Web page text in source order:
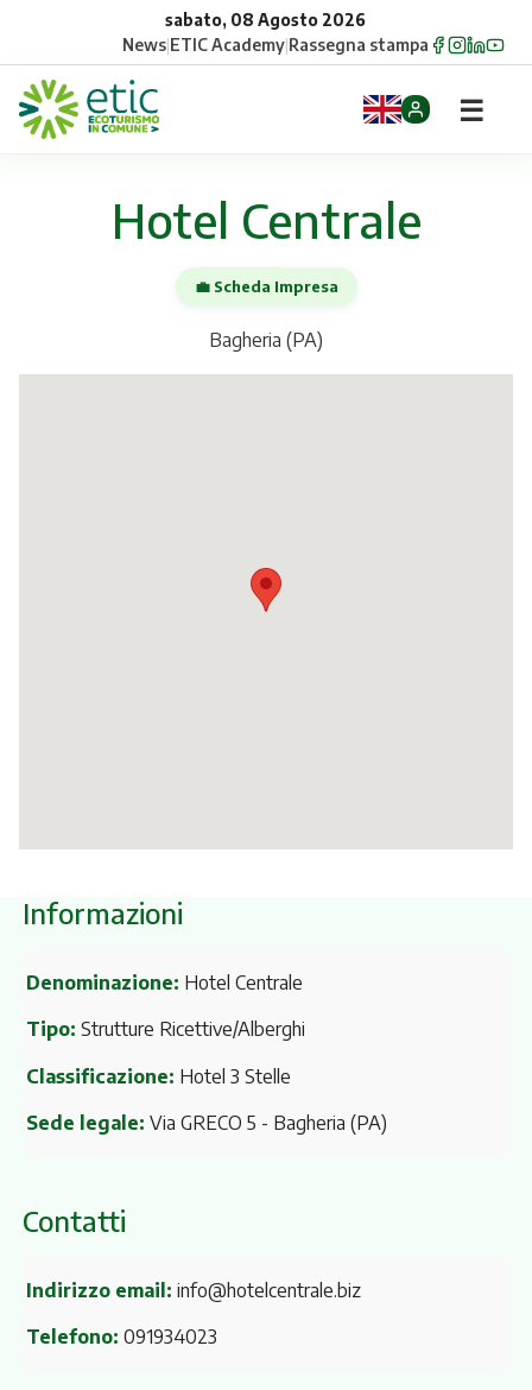
sabato, 08 Agosto 2026
News|ETIC Academy|Rassegna stampa
Opportunità
☰
Hotel Centrale
💼 Scheda Impresa
Bagheria (PA)
Informazioni
Denominazione: Hotel Centrale
Tipo: Strutture Ricettive/Alberghi
Classificazione: Hotel 3 Stelle
Sede legale: Via GRECO 5 - Bagheria (PA)
Contatti
Indirizzo email: info@hotelcentrale.biz
Telefono: 091934023